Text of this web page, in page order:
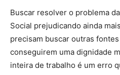
Buscar resolver o problema
Social prejudicando ainda
precisam buscar outras
conseguirem uma dignidade
inteira de trabalho é um erro